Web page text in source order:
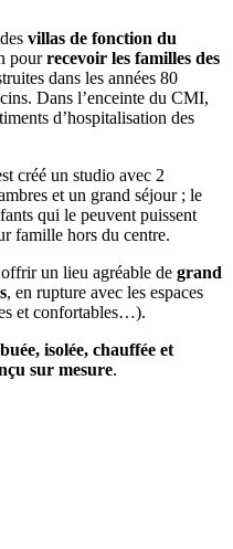
villas de fonction du
pourrecevoir les familles des
dans les années 80
Dans l’enceinte du CMI,
d’hospitalisation des
créé un studio avec 2
et un grand séjour ; le
qui le peuvent puissent
famille hors du centre.
un lieu agréable de grand
, en rupture avec les espaces
et confortables…).
isolée, chauffée et
sur mesure.